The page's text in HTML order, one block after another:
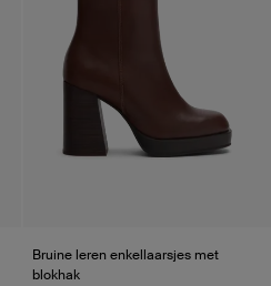
Bruine leren enkellaarsjes met
blokhak